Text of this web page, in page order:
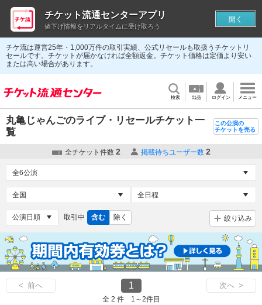
チケ流は運営25年・1,000万件の取引実績、公式リセールも取扱うチケットリ
セールです。チケットが届かなければ全額返金。チケット価格は定価より安い
または高い場合があります。
検索 出品 ログイン メニュー
丸亀じゃんごのライブ・リセールチケット一
覧
この公演の
チケットを売る
全チケット件数 2 掲載待ちユーザー数 2
取引中 含む 除く 絞り込み
< 前へ 1 次へ >
全 2 件 1～2件目
チケット流通センターアプリ
値下げ情報をリアルタイムに受け取ろう
開く